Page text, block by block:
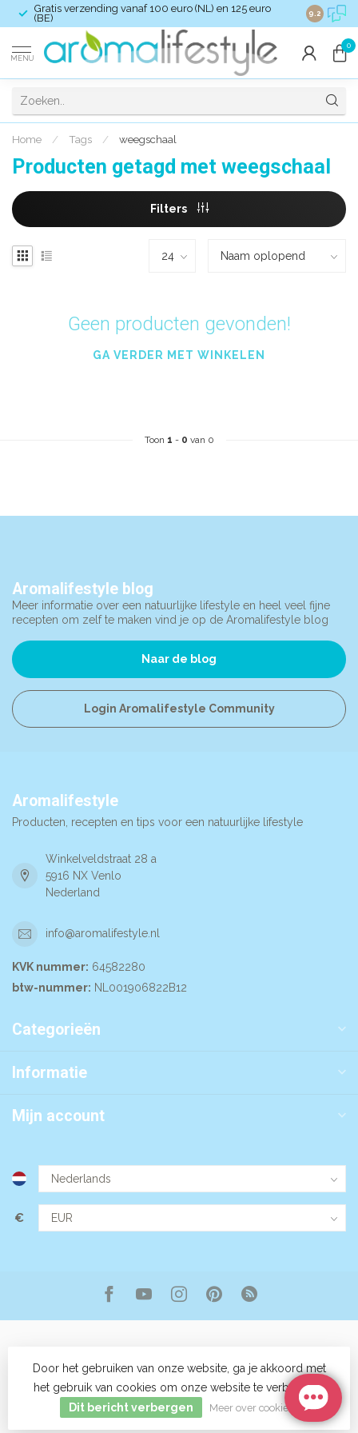
Gratis verzending vanaf 100 euro (NL) en 125 euro
(BE)
9.2
MENU
0
Home / Tags / weegschaal
Producten getagd met weegschaal
Filters
Geen producten gevonden!
GA VERDER MET WINKELEN
Toon 1 - 0 van 0
Aromalifestyle blog
Meer informatie over een natuurlijke lifestyle en heel veel fijne
recepten om zelf te maken vind je op de Aromalifestyle blog
Naar de blog
Login Aromalifestyle Community
Aromalifestyle
Producten, recepten en tips voor een natuurlijke lifestyle
Winkelveldstraat 28 a
5916 NX Venlo
Nederland
info@aromalifestyle.nl
KVK nummer: 64582280
btw-nummer: NL001906822B12
Categorieën
Informatie
Mijn account
€
© Copyright 2026 Aromalifestyle- Powered byLightspeed
Lightspeed designby Dyvelopment
Door het gebruiken van onze website, ga je akkoord met
het gebruik van cookies om onze website te verbeteren.
Dit bericht verbergen
Meer over cookies »